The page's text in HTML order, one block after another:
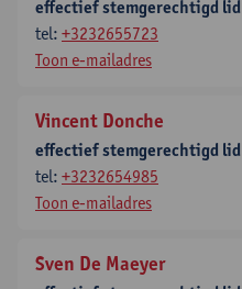
effectief stemgerechtigd lid
tel: +3232655723
Toon e-mailadres
Vincent Donche
effectief stemgerechtigd lid
tel: +3232654985
Toon e-mailadres
Sven De Maeyer